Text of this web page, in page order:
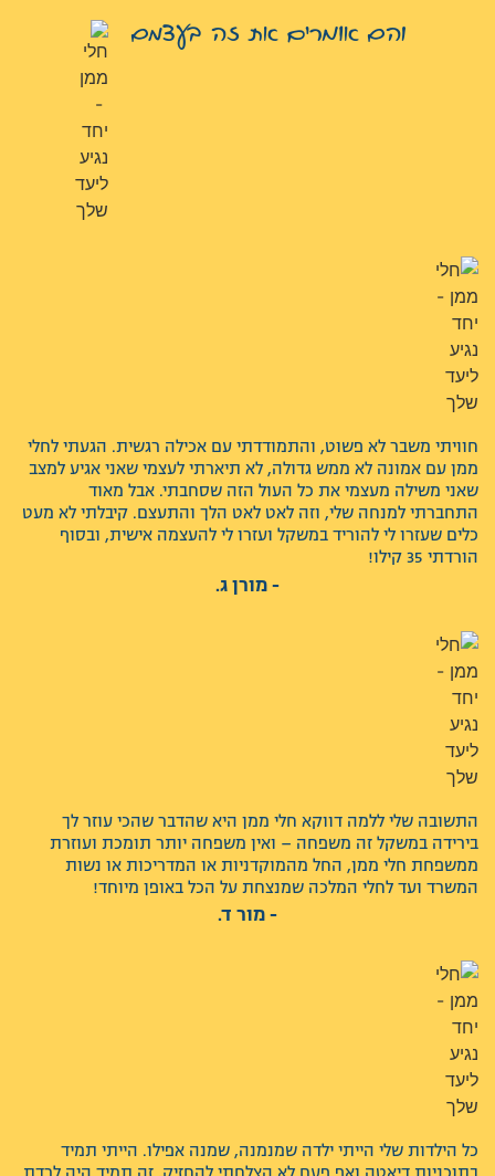
והם אומרים את זה בעצמם
חוויתי משבר לא פשוט, והתמודדתי עם אכילה רגשית. הגעתי לחלי
ממן עם אמונה לא ממש גדולה, לא תיארתי לעצמי שאני אגיע למצב
שאני משילה מעצמי את כל העול הזה שסחבתי. אבל מאוד
התחברתי למנחה שלי, וזה לאט לאט הלך והתעצם. קיבלתי לא מעט
כלים שעזרו לי להוריד במשקל ועזרו לי להעצמה אישית, ובסוף
הורדתי 35 קילו!
- מורן ג.
התשובה שלי ללמה דווקא חלי ממן היא שהדבר שהכי עוזר לך
בירידה במשקל זה משפחה – ואין משפחה יותר תומכת ועוזרת
ממשפחת חלי ממן, החל מהמוקדניות או המדריכות או נשות
המשרד ועד לחלי המלכה שמנצחת על הכל באופן מיוחד!
- מור ד.
כל הילדות שלי הייתי ילדה שמנמנה, שמנה אפילו. הייתי תמיד